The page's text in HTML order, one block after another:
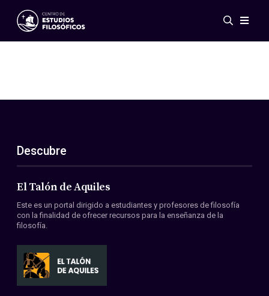
Eventos
ES
EN
Acerca de nosotros
Miembros
Convenios
Descubre
El Talón de Aquiles
Este es un portal dirigido a estudiantes y profesores de filosofía
con la finalidad de ofrecer recursos para la enseñanza de la
filosofía.